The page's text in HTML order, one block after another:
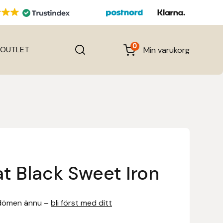
OUTLET Min varukorg
0
Black Sweet Iron
ännu – bli först med ditt